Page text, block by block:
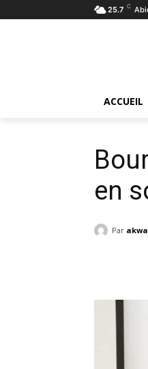
25.7 C
ACCUEIL
Accueil
en
Par